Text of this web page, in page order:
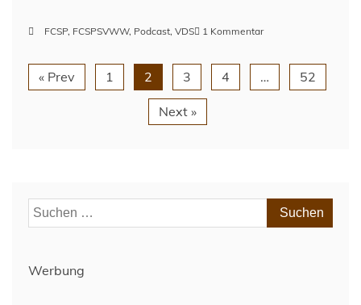
FCSP, FCSPSVWW, Podcast, VDS 1 Kommentarzu
dem
Spiel
–
« Prev 1 2 3 4 … 52
Next »
Suchen
nach:
Werbung